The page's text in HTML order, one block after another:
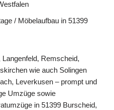
/ Möbelaufbau in 51399
Remscheid,
wie auch Solingen
Leverkusen – prompt und
Umzüge sowie
in 51399 Burscheid,